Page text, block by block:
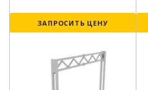
ЗАПРОСИТЬ ЦЕНУ